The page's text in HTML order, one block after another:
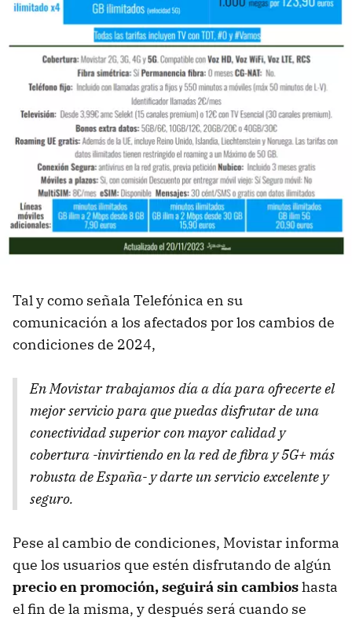
Tal y como señala Telefónica en su
comunicación a los afectados por los cambios de
condiciones de 2024,
En Movistar trabajamos día a día para ofrecerte el
mejor servicio para que puedas disfrutar de una
conectividad superior con mayor calidad y
cobertura -invirtiendo en la red de fibra y 5G+ más
robusta de España- y darte un servicio excelente y
seguro.
Pese al cambio de condiciones, Movistar informa
que los usuarios que estén disfrutando de algún
precio en promoción, seguirá sin cambioshasta
el fin de la misma, y después será cuando se